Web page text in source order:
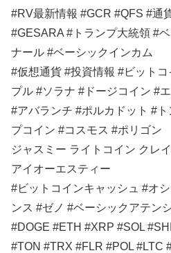
#RV最新情報 #GCR #QFS #通
#GESARA #トランプ大統領 #
ナール #ベーシックインカム
#仮想通貨 #投資情報 #ビット
プル #ソラナ #ドージコイン #
#アバランチ #ポルカドット #
プコイン #コスモス #ポリゴン
ジャスミー ライトコイン クレ
アイオーエスティー
#ビットコインキャッシュ #オ
ンス #ゼノ #ベーシックアテン
#DOGE #ETH #XRP #SOL
#TON #TRX #FLR #POL #LTC